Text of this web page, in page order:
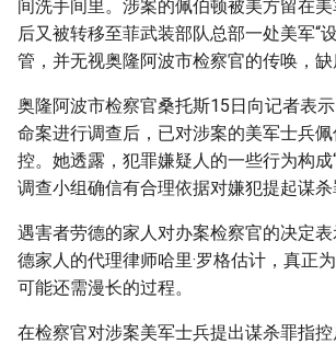
间洗手间里。涉案的佩伯顿被美方留在
后又被转移至菲武装部队总部一处美军“
管，并无视奥隆阿波市检察官的传唤，缺
奥隆阿波市检察官桑托斯15日向记者表
命案进行调查后，已对涉案的美军士兵
控。她透露，犯罪嫌疑人的一些行为构成
调查小组确信有合理依据对嫌犯提起谋杀
遇害者劳德的家人对办案检察官的决定
德家人的代理律师哈里·罗格估计，真正
可能还需漫长的过程。
在检察官对涉案美军士兵提出谋杀罪指